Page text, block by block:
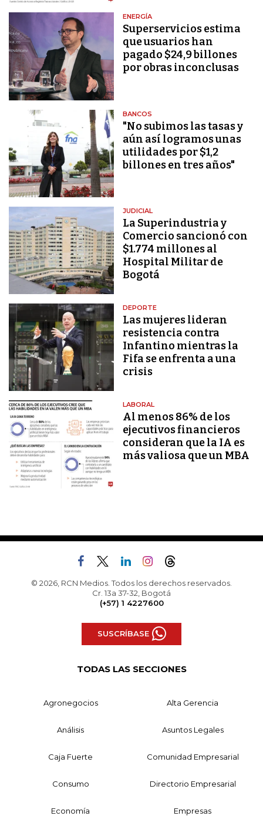
ENERGÍA
Superservicios estima
que usuarios han
pagado $24,9 billones
por obras inconclusas
BANCOS
"No subimos las tasas y
aún así logramos unas
utilidades por $1,2
billones en tres años"
JUDICIAL
La Superindustria y
Comercio sancionó con
$1.774 millones al
Hospital Militar de
Bogotá
DEPORTE
Las mujeres lideran
resistencia contra
Infantino mientras la
Fifa se enfrenta a una
crisis
LABORAL
Al menos 86% de los
ejecutivos financieros
consideran que la IA es
más valiosa que un MBA
© 2026, RCN Medios. Todos los derechos reservados.
Cr. 13a 37-32, Bogotá
(+57) 1 4227600
SUSCRÍBASE
TODAS LAS SECCIONES
Agronegocios Alta Gerencia
Análisis Asuntos Legales
Caja Fuerte Comunidad Empresarial
Consumo Directorio Empresarial
Economía Empresas